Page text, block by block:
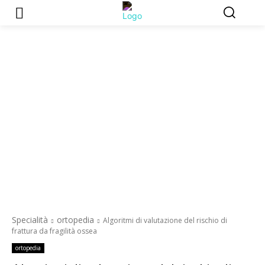
Specialità ortopedia
Algoritmi di valutazione del rischio di
frattura da fragilità ossea
ortopedia